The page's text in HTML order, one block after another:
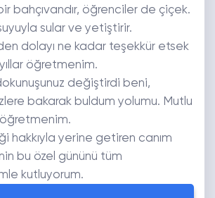
bahçıvandır, öğrenciler de çiçek.
sular ve yetiştirir.
dolayı ne kadar teşekkür etsek
öğretmenim.
değiştirdi beni,
izlere bakarak buldum yolumu. Mutlu
öğretmenim.
hakkıyla yerine getiren canım
bu özel gününü tüm
kutluyorum.